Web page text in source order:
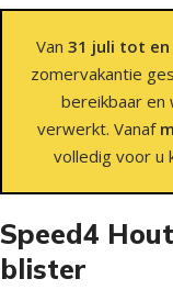
Van 31 juli tot
zomervakantie
bereikbaar en
verwerkt. Vanaf
volledig voor u
Speed4
blister